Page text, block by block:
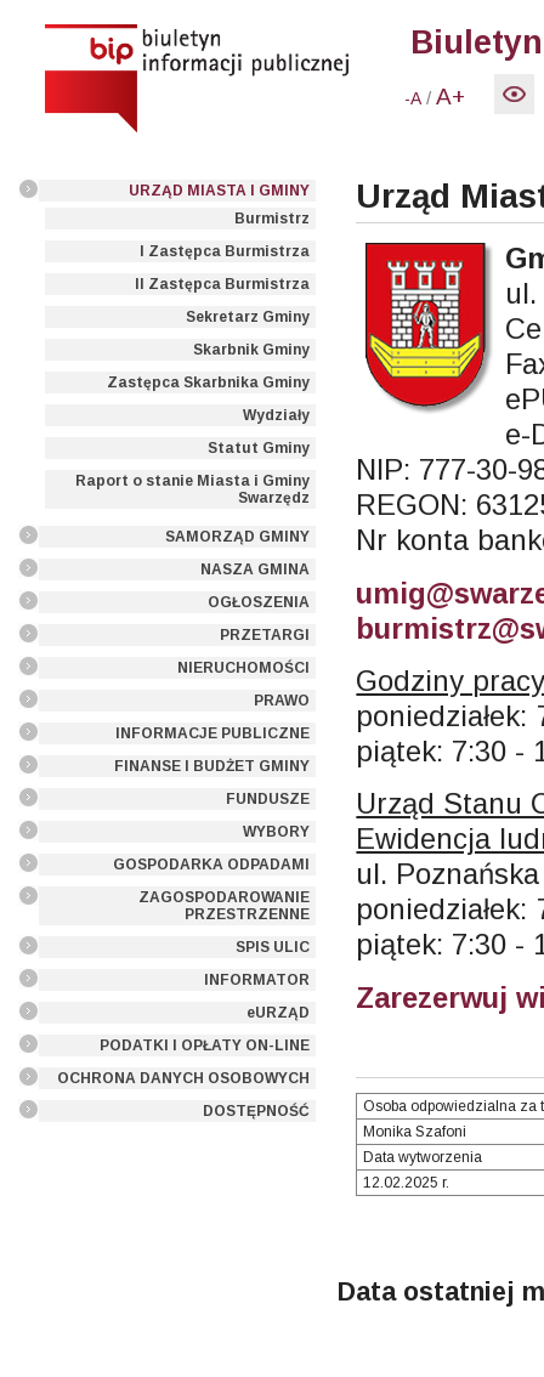
-A /A+
URZĄD MIASTA I GMINY
Burmistrz
I Zastępca Burmistrza
II Zastępca Burmistrza
Sekretarz Gminy
Skarbnik Gminy
Zastępca Skarbnika Gminy
Wydziały
Statut Gminy
Raport o stanie Miasta i Gminy
Swarzędz
SAMORZĄD GMINY
NASZA GMINA
OGŁOSZENIA
PRZETARGI
NIERUCHOMOŚCI
PRAWO
INFORMACJE PUBLICZNE
FINANSE I BUDŻET GMINY
FUNDUSZE
WYBORY
GOSPODARKA ODPADAMI
ZAGOSPODAROWANIE
PRZESTRZENNE
SPIS ULIC
INFORMATOR
eURZĄD
PODATKI I OPŁATY ON-LINE
OCHRONA DANYCH OSOBOWYCH
DOSTĘPNOŚĆ
Urząd
e-
NIP: 777-30-
REGON:
Nr konta
Godziny
piątek: 7:30 -
Urząd Stanu
Ewidencja
ul.
piątek: 7:30 -
Zarezerwuj
Osoba odpowiedzialna za
Monika Szafoni
Data wytworzenia
12.02.2025 r.
Data ostatniej